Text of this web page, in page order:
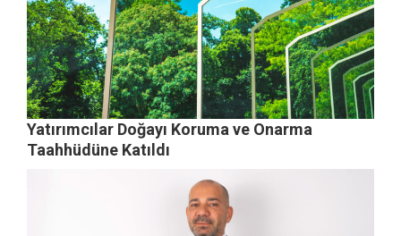
Yatırımcılar Doğayı Koruma ve Onarma
Taahhüdüne Katıldı